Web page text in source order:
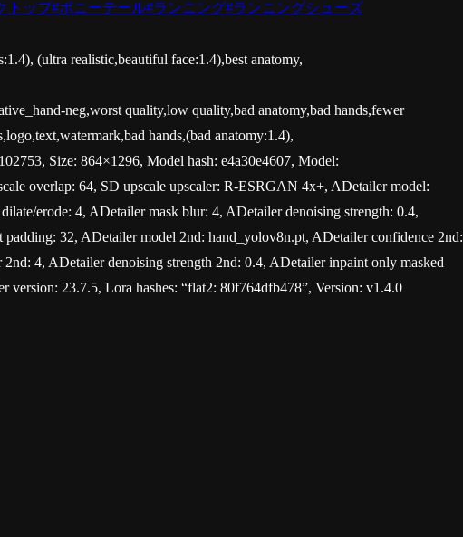
トップ#ポニーテール#ランニング#ランニングシューズ
(ultra realistic,beautiful face:1.4),best anatomy,
neg,worst quality,low quality,bad anatomy,bad hands,fewer
hands,(bad anatomy:1.4),
Size: 864×1296, Model hash: e4a30e4607, Model:
overlap: 64, SD upscale upscaler: R-ESRGAN 4x+, ADetailer model:
erode: 4, ADetailer mask blur: 4, ADetailer denoising strength: 0.4,
32, ADetailer model 2nd: hand_yolov8n.pt, ADetailer confidence 2nd:
4, ADetailer denoising strength 2nd: 0.4, ADetailer inpaint only masked
version: 23.7.5, Lora hashes: “flat2: 80f764dfb478”, Version: v1.4.0